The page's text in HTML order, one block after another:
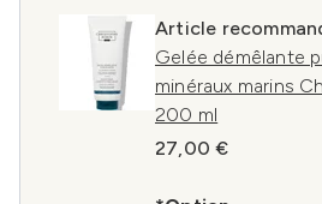
Article
Gelée démêlante
minéraux marins
200 ml
27,00 €